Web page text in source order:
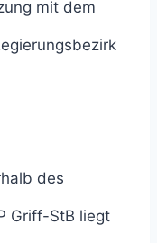
mit dem
des
Griff-StB liegt